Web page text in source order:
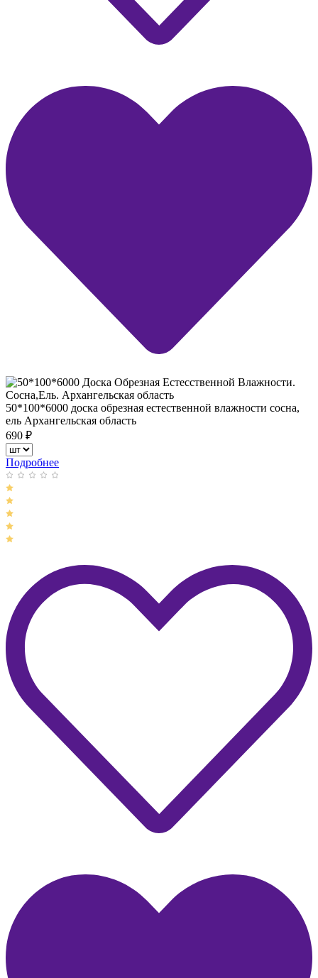
50*100*6000 доска обрезная естественной влажности сосна,
ель Архангельская область
690 ₽
Подробнее